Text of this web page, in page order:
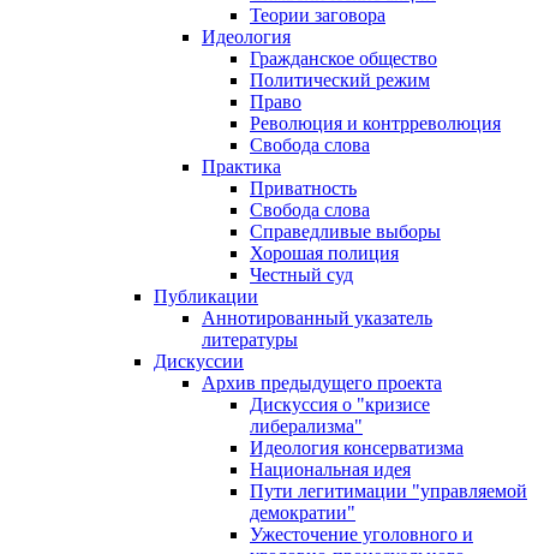
Теории заговора
Идеология
Гражданское общество
Политический режим
Право
Революция и контрреволюция
Свобода слова
Практика
Приватность
Свобода слова
Справедливые выборы
Хорошая полиция
Честный суд
Публикации
Аннотированный указатель
литературы
Дискуссии
Архив предыдущего проекта
Дискуссия о "кризисе
либерализма"
Идеология консерватизма
Национальная идея
Пути легитимации "управляемой
демократии"
Ужесточение уголовного и